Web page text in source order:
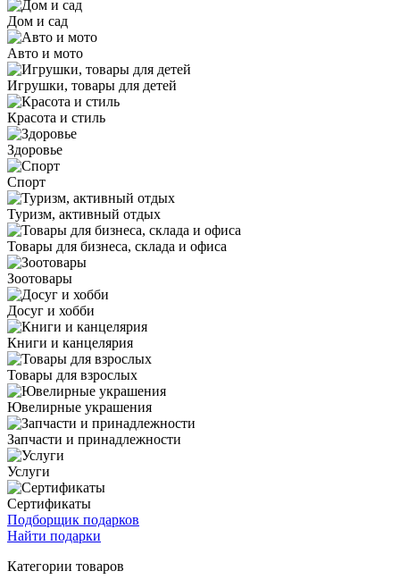
Дом и сад
Авто и мото
Игрушки, товары для детей
Красота и стиль
Здоровье
Спорт
Туризм, активный отдых
Товары для бизнеса, склада и офиса
Зоотовары
Досуг и хобби
Книги и канцелярия
Товары для взрослых
Ювелирные украшения
Запчасти и принадлежности
Услуги
Сертификаты
Подборщик подарков
Найти подарки
Категории товаров